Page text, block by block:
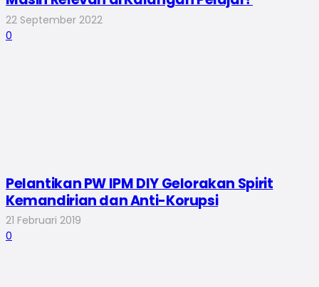
22 September 2022
0
Pelantikan PW IPM DIY Gelorakan Spirit
Kemandirian dan Anti-Korupsi
21 Februari 2019
0